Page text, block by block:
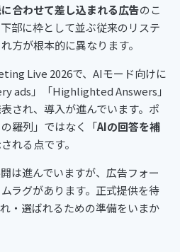
合わせて差し込まれる広告のこ
部に枠として並ぶ従来のリステ
方が根本的に異なります。
Live 2026で、AIモード向けに
ads」「Highlighted Answers」
され、導入が進んでいます。ポ
羅列」ではなく「AIの回答を補
れる点です。
は進んでいますが、広告フォー
ラグがあります。正式提供を待
・選ばれるための準備をいまか